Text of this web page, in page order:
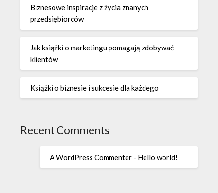
Biznesowe inspiracje z życia znanych
przedsiębiorców
Jak książki o marketingu pomagają zdobywać
klientów
Książki o biznesie i sukcesie dla każdego
Recent Comments
A WordPress Commenter - Hello world!